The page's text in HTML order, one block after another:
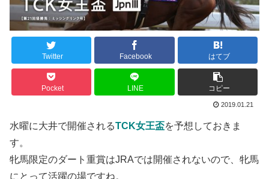
Twitter Facebook はてブ
Pocket LINE コピー
2019.01.21
水曜に大井で開催されるTCK女王盃を予想しておきま
す。
牝馬限定のダート重賞はJRAでは開催されないので、牝馬
にとって活躍の場ですね。